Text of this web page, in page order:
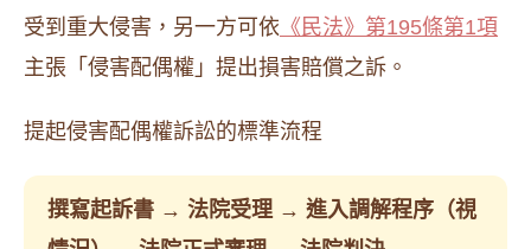
受到重大侵害，另一方可依 《民法》第195條第1項
主張「侵害配偶權」提出損害賠償之訴。
提起侵害配偶權訴訟的標準流程
撰寫起訴書 → 法院受理 → 進入調解程序（視